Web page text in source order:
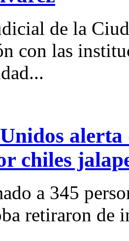
de la
con las
alerta
chiles
a 345
retiraron de